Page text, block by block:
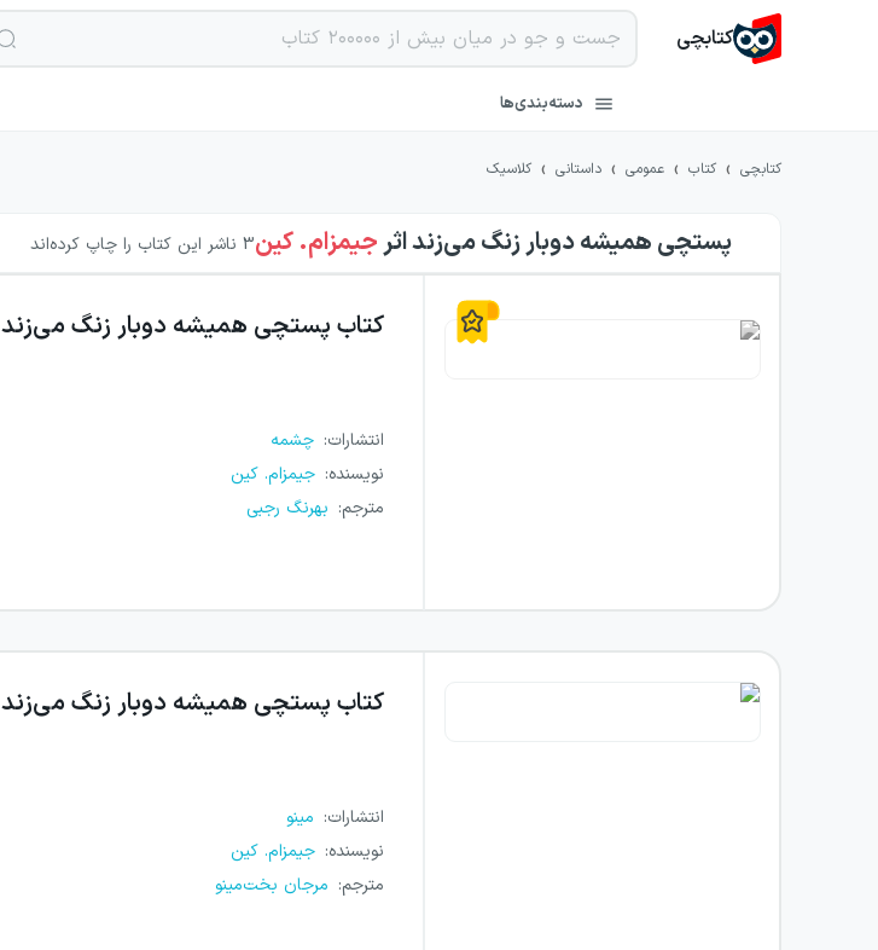
کتابچی
دسته‌بندی‌ها
کتابچی › کتاب › عمومی › داستانی › کلاسیک
پستچی همیشه دوبار زنگ می‌زنداثرجیمزام. کین3 ناشر این کتاب را چاپ کرده‌اند
کتاب پستچی همیشه دوبار زنگ می‌زند
انتشارات: چشمه
نویسنده: جیمزام. کین
مترجم: بهرنگ رجبی
کتاب پستچی همیشه دوبار زنگ می‌زند
انتشارات: مینو
نویسنده: جیمزام. کین
مترجم: مرجان بخت‌مینو